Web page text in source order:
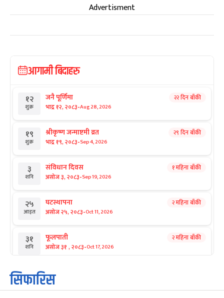
Advertisment
आगामी बिदाहरु
१२
शुक्र
जनै पूर्णिमा
भाद्र १२, २०८३-Aug 28, 2026
२२ दिन बाँकी
१९
शुक्र
श्रीकृष्ण जन्माष्टमी व्रत
भाद्र १९, २०८३-Sep 4, 2026
२९ दिन बाँकी
३
शनि
संविधान दिवस
असोज ३, २०८३-Sep 19, 2026
१ महिना बाँकी
२५
आइत
घटस्थापना
असोज २५, २०८३-Oct 11, 2026
२ महिना बाँकी
३१
शनि
फूलपाती
असोज ३१ , २०८३-Oct 17, 2026
२ महिना बाँकी
१
आइत
कार्तिक सङ्क्रान्ति
कार्तिक १, २०८३
सिफारिस